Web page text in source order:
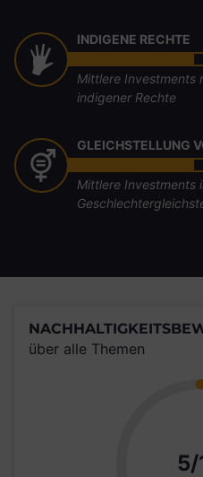
INDIGENE RECHTE
Mittlere Investments
indigener Rechte
GLEICHSTELLUNG
Mittlere Investments
über alle Themen
5/